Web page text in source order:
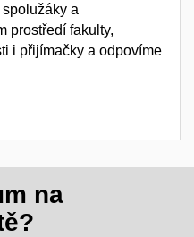
a
prostředí fakulty,
i přijímačky a odpovíme
na